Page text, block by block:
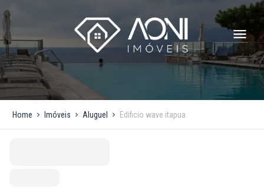
Home Imóveis Aluguel Edificio wave itapua